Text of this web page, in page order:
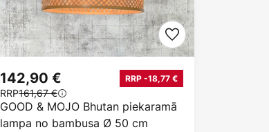
GOOD & MOJO Bhutan piekaramā
lampa no bambusa Ø 50 cm
142,90 € RRP -18,77 €
RRP161,67 €